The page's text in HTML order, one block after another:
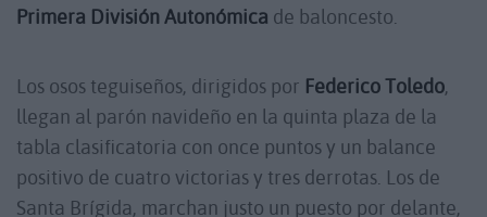
Primera División Autonómica de baloncesto.
Los osos teguiseños, dirigidos por Federico Toledo,
llegan al parón navideño en la quinta plaza de la
tabla clasificatoria con once puntos y un balance
positivo de cuatro victorias y tres derrotas. Los de
Santa Brígida, marchan justo un puesto por delante,